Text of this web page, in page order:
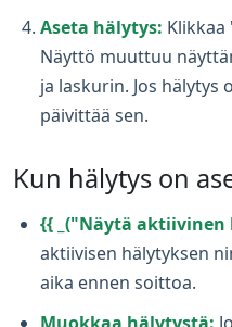
Aseta hälytys: Klikkaa
Näyttö muuttuu
ja laskurin. Jos
päivittää sen.
Kun hälytys on
{{ _("Näytä aktiivinen
aktiivisen hälytyksen
aika ennen soittoa.